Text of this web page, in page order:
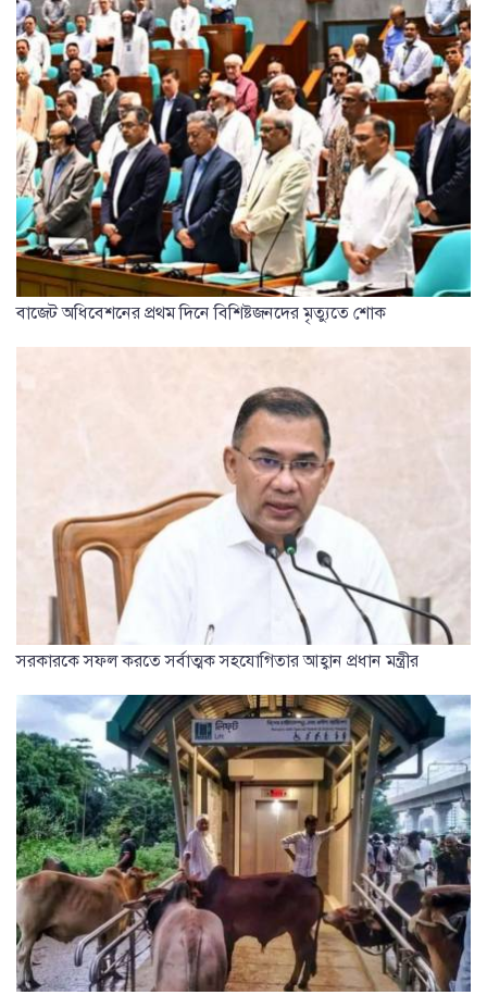
বাজেট অধিবেশনের প্রথম দিনে বিশিষ্টজনদের মৃত্যুতে শোক
সরকারকে সফল করতে সর্বাত্মক সহযোগিতার আহ্বান প্রধান মন্ত্রীর